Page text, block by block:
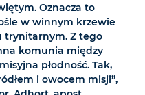
Oznacza to
w winnym krzewie
trynitarnym. Z tego
komunia między
płodność. Tak,
i owocem misji”,